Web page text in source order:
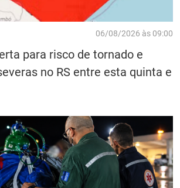
06/08/2026 às 09:00
para risco de tornado e
no RS entre esta quinta e